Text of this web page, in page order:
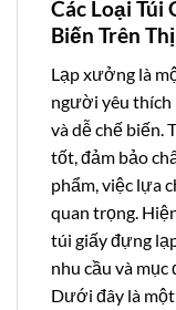
Các Loại
Biến Trên
Lạp xưởng là
người yêu
và dễ chế biến.
tốt, đảm bảo
phẩm, việc lựa
quan trọng.
túi giấy đựng
nhu cầu và mục
Dưới đây là